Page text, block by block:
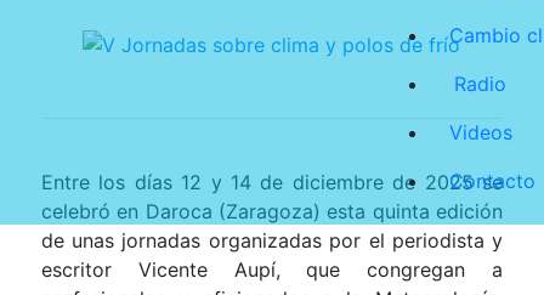
Cambio
Radio
Videos
Contacto
Entre los días 12 y 14 de diciembre de 2025 se
celebró en Daroca (Zaragoza) esta quinta edición
de unas jornadas organizadas por el periodista y
escritor Vicente Aupí, que congregan a